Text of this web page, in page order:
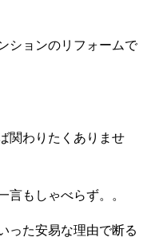
ションのリフォームで
関わりたくありませ
言もしゃべらず。。
った安易な理由で断る